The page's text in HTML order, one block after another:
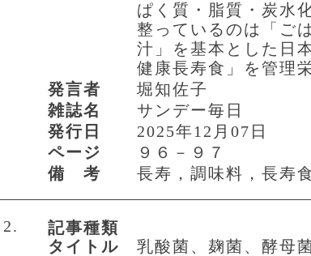
ぱく質・脂質・炭水
整っているのは「ご
汁」を基本とした日
健康長寿食」を管理
発言者
堀知佐子
雑誌名
サンデー毎日
発行日
2025年12月07日
ページ
９６－９７
備 考
長寿，調味料，長寿
2.
記事種類
タイトル
乳酸菌、麹菌、酵母